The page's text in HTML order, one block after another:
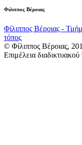
Φιλιππος Βέροιας
Φίλιππος Βέροιας -
τόπος
© Φίλιππος Βέροιας,
Επιμέλεια διαδικτυακού